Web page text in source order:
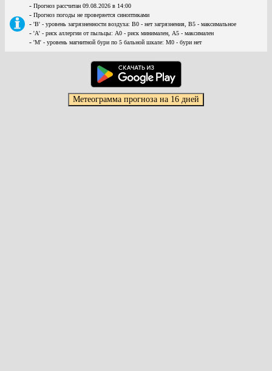
- Прогноз рассчитан 09.08.2026 в 14:00
- Прогноз погоды не проверяется синоптиками
- 'В' - уровень загрязненности воздуха: В0 - нет загрязнения, В5 - максимальное
- 'А' - риск аллергии от пыльцы: А0 - риск минимален, А5 - максимален
- 'М' - уровень магнитной бури по 5 бальной шкале: М0 - бури нет